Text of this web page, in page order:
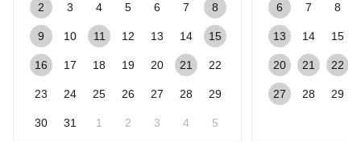
2 3 4 5 6 7 8
9 10 11 12 13 14 15
16 17 18 19 20 21 22
23 24 25 26 27 28 29
30 31 1 2 3 4 5
6 7 8
13 14 15
20 21 22
27 28 29